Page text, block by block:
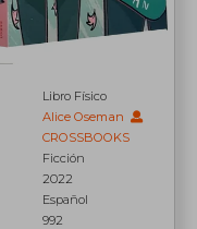
Libro Físico
Alice Oseman
CROSSBOOKS
Ficción
2022
Español
992